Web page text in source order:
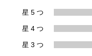
星 5 つ
星 4 つ
星 3 つ